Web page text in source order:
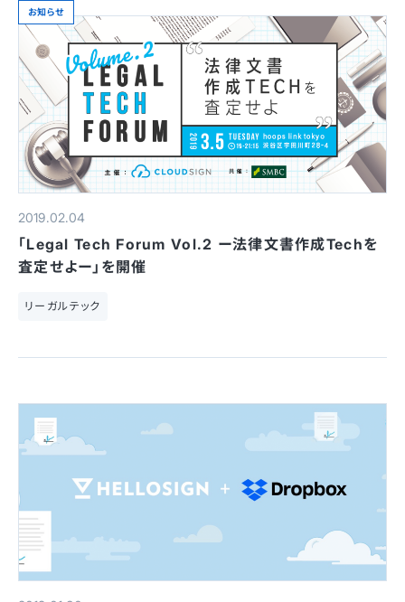
お知らせ
2019.02.04
「Legal Tech Forum Vol.2 ー法律文書作成Techを
査定せよー」を開催
リーガルテック